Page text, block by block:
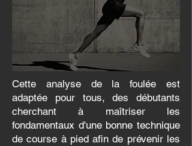
Cette analyse de la foulée est
adaptée pour tous, des débutants
cherchant à maîtriser les
fondamentaux d'une bonne technique
de course à pied afin de prévenir les